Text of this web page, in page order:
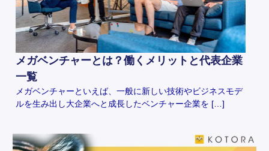
メガベンチャーとは？働くメリットと代表企業
一覧
メガベンチャーといえば、一般に新しい技術やビジネスモデ
ルを生み出し大企業へと成長したベンチャー企業を […]